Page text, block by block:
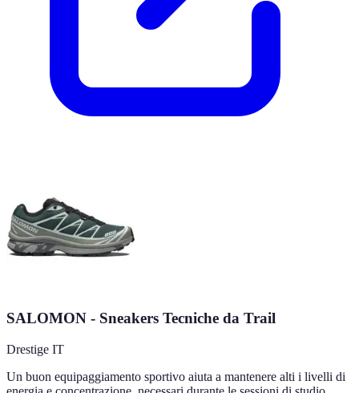
SALOMON - Sneakers Tecniche da Trail
Drestige IT
Un buon equipaggiamento sportivo aiuta a mantenere alti i livelli di